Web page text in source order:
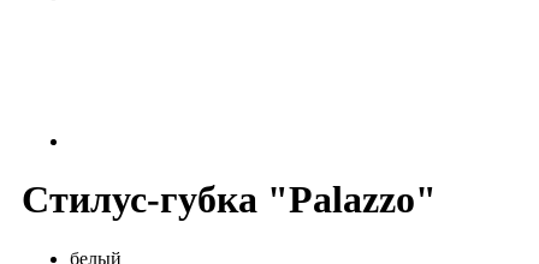
Стилус-губка "Palazzo"
белый